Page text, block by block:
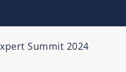
Summit 2024